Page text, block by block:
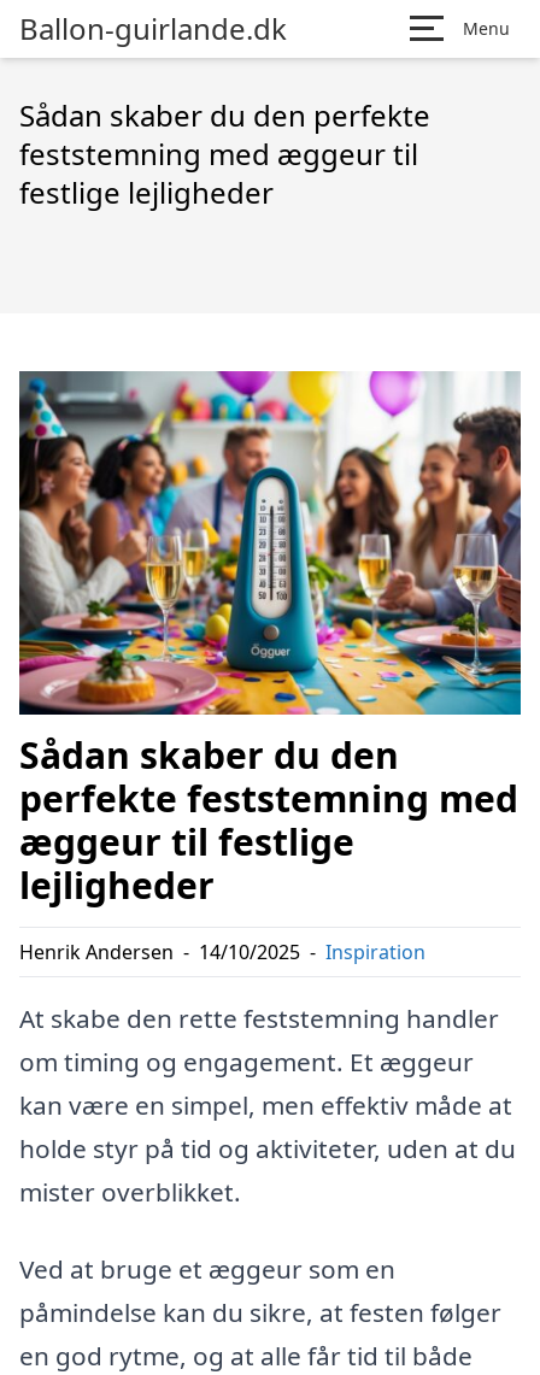
Ballon-guirlande.dk Menu
Sådan skaber du den perfekte
feststemning med æggeur til
festlige lejligheder
Sådan skaber du den
perfekte feststemning med
æggeur til festlige
lejligheder
Henrik Andersen - 14/10/2025 - Inspiration
At skabe den rette feststemning handler
om timing og engagement. Et æggeur
kan være en simpel, men effektiv måde at
holde styr på tid og aktiviteter, uden at du
mister overblikket.
Ved at bruge et æggeur som en
påmindelse kan du sikre, at festen følger
en god rytme, og at alle får tid til både